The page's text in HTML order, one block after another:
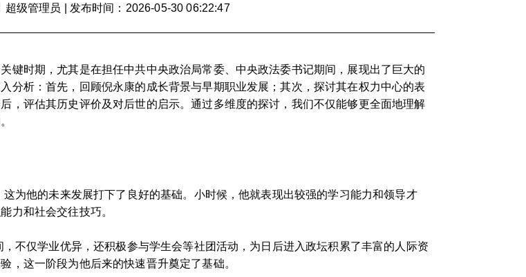
超级管理员 发布时间：2026-05-30 06:22:47
键时期，尤其是在担任中共中央政治局常委、中央政法委书记期间，展现出了巨大的
分析：首先，回顾倪永康的成长背景与早期职业发展；其次，探讨其在权力中心的表
，评估其历史评价及对后世的启示。通过多维度的探讨，我们不仅能够更全面地理解
为他的未来发展打下了良好的基础。小时候，他就表现出较强的学习能力和领导才
力和社会交往技巧。
不仅学业优异，还积极参与学生会等社团活动，为日后进入政坛积累了丰富的人际资
，这一阶段为他后来的快速晋升奠定了基础。